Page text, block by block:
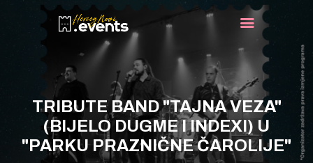
TRIBUTE BAND "TAJNA VEZA"
(BIJELO DUGME I INDEXI) U
"PARKU PRAZNIČNE ČAROLIJE"
NASLOVNA
DOGAĐAJI
TURIST INFO
NOVOSTI